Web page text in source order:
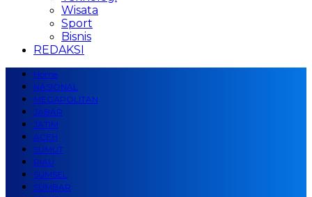
Wisata
Sport
Bisnis
REDAKSI
Home
NASIONAL
MEGAPOLITAN
JABAR
JATIM
ACEH
SUMUT
RIAU
SUMSEL
SUMBAR